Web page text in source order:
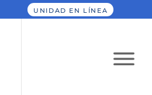
UNIDAD EN LÍNEA